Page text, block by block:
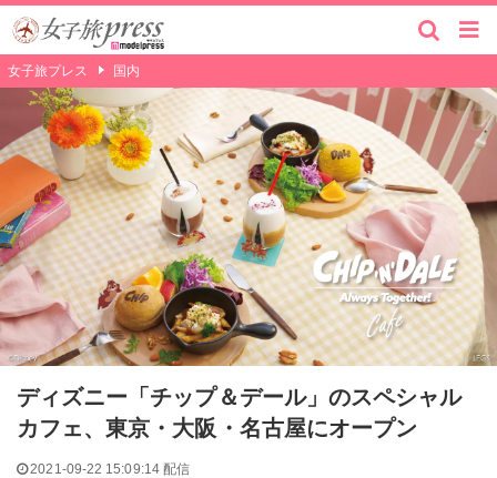
女子旅プレス 国内
ディズニー「チップ＆デール」のスペシャル
カフェ、東京・大阪・名古屋にオープン
2021-09-22 15:09:14 配信